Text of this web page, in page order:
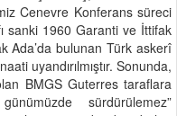
Cenevre Konferans süreci
sanki 1960 Garanti ve İttifak
Ada’da bulunan Türk askerî
uyandırılmıştır. Sonunda,
BMGS Guterres taraflara
sürdürülemez”